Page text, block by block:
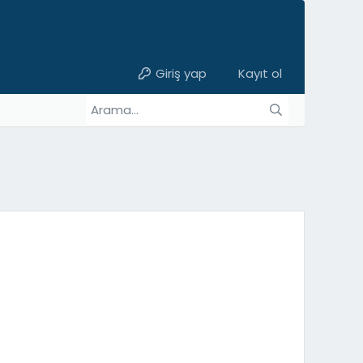
Giriş yap Kayıt ol